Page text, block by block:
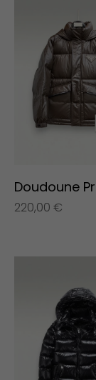
Doudoune
220,00 €